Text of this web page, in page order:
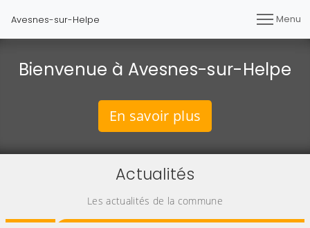
Avesnes-sur-Helpe Menu
Bienvenue à Avesnes-sur-Helpe
En savoir plus
Actualités
Les actualités de la commune